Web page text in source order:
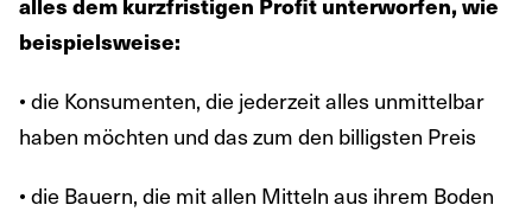
beispielsweise:
• die Konsumenten, die jederzeit alles unmittelbar
haben möchten und das zum den billigsten Preis
• die Bauern, die mit allen Mitteln aus ihrem Boden